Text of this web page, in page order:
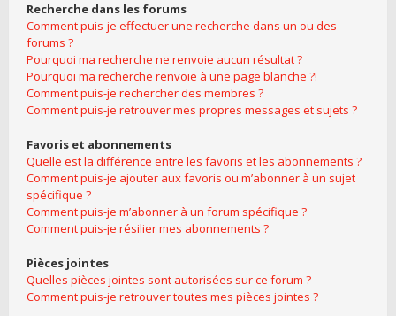
Recherche dans les forums
Comment puis-je effectuer une recherche dans un ou des
forums ?
Pourquoi ma recherche ne renvoie aucun résultat ?
Pourquoi ma recherche renvoie à une page blanche ?!
Comment puis-je rechercher des membres ?
Comment puis-je retrouver mes propres messages et sujets ?
Favoris et abonnements
Quelle est la différence entre les favoris et les abonnements ?
Comment puis-je ajouter aux favoris ou m’abonner à un sujet
spécifique ?
Comment puis-je m’abonner à un forum spécifique ?
Comment puis-je résilier mes abonnements ?
Pièces jointes
Quelles pièces jointes sont autorisées sur ce forum ?
Comment puis-je retrouver toutes mes pièces jointes ?